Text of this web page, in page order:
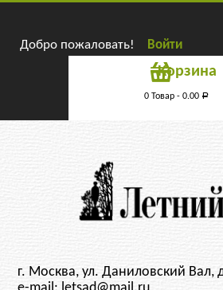
Добро пожаловать! Войти
Корзина
0 Товар - 0.00 Р
г. Москва, ул. Даниловский Вал,